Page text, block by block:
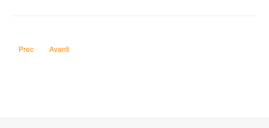
Articolo precedente: Come faccio a calcolare il giusto tasso alcolico per
Prec Articolo successivo: Ad una mia amica piace il cantante "kid yugi”,
Avanti